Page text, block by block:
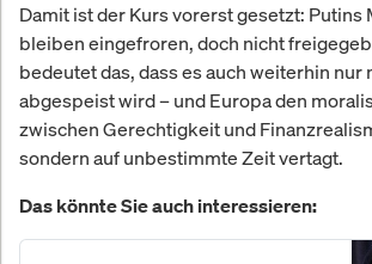
Damit ist der Kurs vorerst gesetzt: Putins
bleiben eingefroren, doch nicht
bedeutet das, dass es auch weiterhin nur
abgespeist wird – und Europa den
zwischen Gerechtigkeit und
sondern auf unbestimmte Zeit vertagt.
Das könnte Sie auch interessieren: